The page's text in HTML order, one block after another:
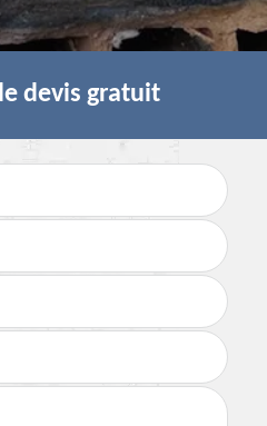
devis gratuit